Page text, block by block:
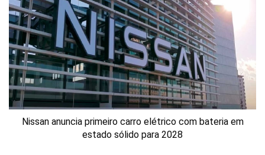
Nissan anuncia primeiro carro elétrico com bateria em
estado sólido para 2028